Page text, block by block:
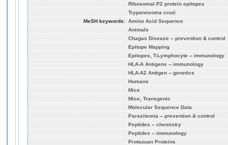
Ribosomal P2 protein epitopes
Trypanosoma cruzi
MeSH keywords: Amino Acid Sequence
Animals
Chagas Disease -- prevention & control
Epitope Mapping
Epitopes, T-Lymphocyte -- immunology
HLA-A Antigens -- immunology
HLA-A2 Antigen -- genetics
Humans
Mice
Mice, Transgenic
Molecular Sequence Data
Parasitemia -- prevention & control
Peptides -- chemistry
Peptides -- immunology
Protozoan Proteins